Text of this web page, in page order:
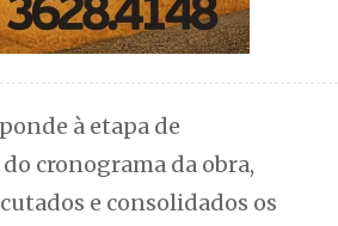
à etapa de
cronograma da obra,
e consolidados os